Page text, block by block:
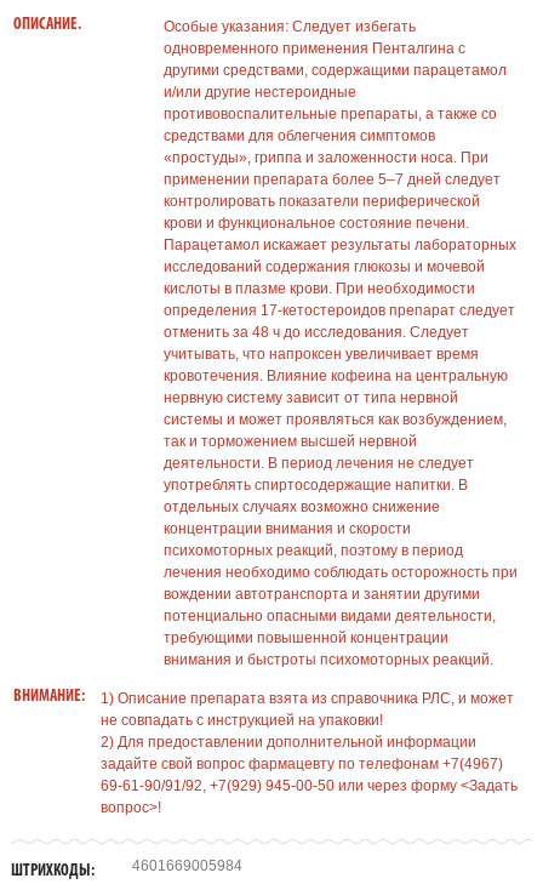
ОПИСАНИЕ.
Особые указания: Следует избегать
одновременного применения Пенталгина с
другими средствами, содержащими парацетамол
и/или другие нестероидные
противовоспалительные препараты, а также со
средствами для облегчения симптомов
«простуды», гриппа и заложенности носа. При
применении препарата более 5–7 дней следует
контролировать показатели периферической
крови и функциональное состояние печени.
Парацетамол искажает результаты лабораторных
исследований содержания глюкозы и мочевой
кислоты в плазме крови. При необходимости
определения 17-кетостероидов препарат следует
отменить за 48 ч до исследования. Следует
учитывать, что напроксен увеличивает время
кровотечения. Влияние кофеина на центральную
нервную систему зависит от типа нервной
системы и может проявляться как возбуждением,
так и торможением высшей нервной
деятельности. В период лечения не следует
употреблять спиртосодержащие напитки. В
отдельных случаях возможно снижение
концентрации внимания и скорости
психомоторных реакций, поэтому в период
лечения необходимо соблюдать осторожность при
вождении автотранспорта и занятии другими
потенциально опасными видами деятельности,
требующими повышенной концентрации
внимания и быстроты психомоторных реакций.
ВНИМАНИЕ:
1) Описание препарата взята из справочника РЛС, и может
не совпадать с инструкцией на упаковки!
2) Для предоставлении дополнительной информации
задайте свой вопрос фармацевту по телефонам +7(4967)
69-61-90/91/92, +7(929) 945-00-50 или через форму <Задать
вопрос>!
ШТРИХКОДЫ: 4601669005984